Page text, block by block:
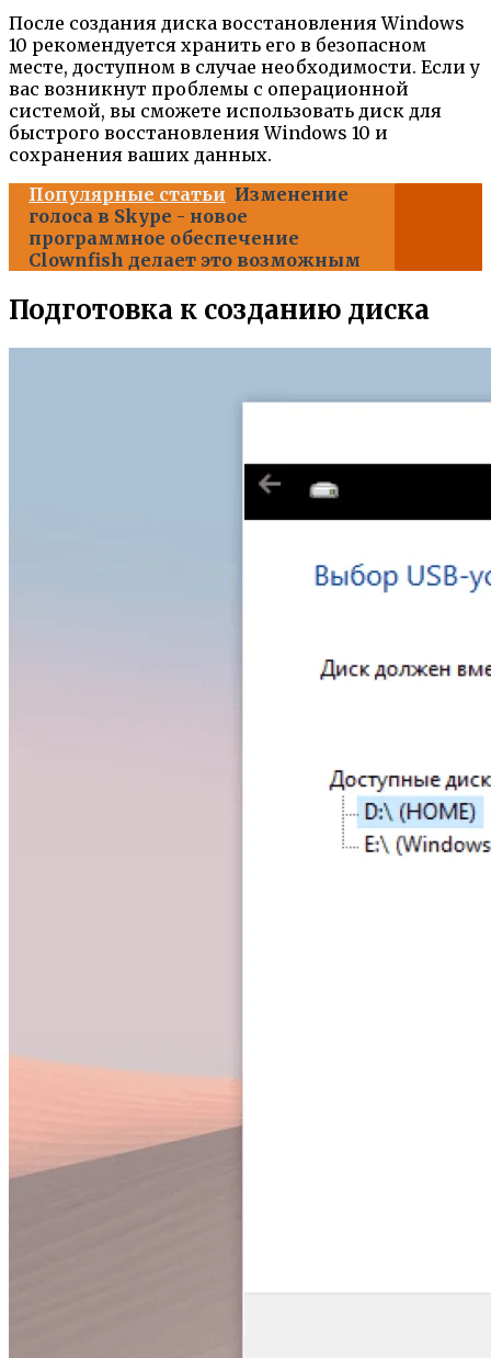
После создания диска восстановления Windows
10 рекомендуется хранить его в безопасном
месте, доступном в случае необходимости. Если у
вас возникнут проблемы с операционной
системой, вы сможете использовать диск для
быстрого восстановления Windows 10 и
сохранения ваших данных.
Популярные статьи Изменение
голоса в Skype - новое
программное обеспечение
Clownfish делает это возможным
Подготовка к созданию диска